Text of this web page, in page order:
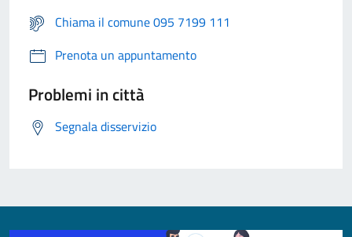
Chiama il comune 095 7199 111
Prenota un appuntamento
Problemi in città
Segnala disservizio